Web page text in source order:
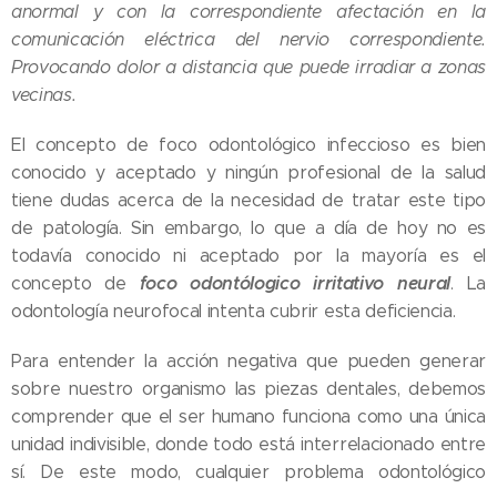
anormal y con la correspondiente afectación en la
comunicación eléctrica del nervio correspondiente.
Provocando dolor a distancia que puede irradiar a zonas
vecinas.
El concepto de foco odontológico infeccioso es bien
conocido y aceptado y ningún profesional de la salud
tiene dudas acerca de la necesidad de tratar este tipo
de patología. Sin embargo, lo que a día de hoy no es
todavía conocido ni aceptado por la mayoría es el
concepto de foco odontólogico irritativo neural. La
odontología neurofocal intenta cubrir esta deficiencia.
Para entender la acción negativa que pueden generar
sobre nuestro organismo las piezas dentales, debemos
comprender que el ser humano funciona como una única
unidad indivisible, donde todo está interrelacionado entre
sí. De este modo, cualquier problema odontológico